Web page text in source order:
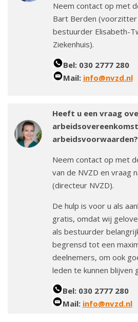
Neem contact op met
Bart Berden (voorzitter
bestuurder Elisabeth-
Ziekenhuis).
Bel: 030 2777 280
Mail: info@nvzd.nl
Heeft u een vraag
arbeidsvoorwaarden?
Neem contact op met
van de NVZD en vraag
(directeur NVZD).
De hulp is voor u als
gratis, omdat wij
als bestuurder
begrensd tot een
deelnemers, om ook
leden te kunnen blijven
Bel: 030 2777 280
Mail: info@nvzd.nl